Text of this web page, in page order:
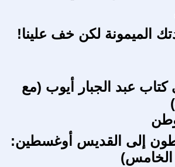
الميمونة لكن خف علينا!
كتاب عبد الجبار أيوب (مع
إلى القديس أوغسطين:
الخامس)